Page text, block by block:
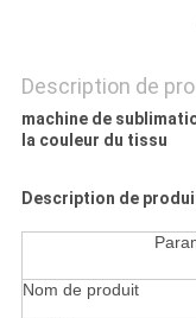
DE
Description de
machine de
la couleur du tissu
Description de
Nom de produit